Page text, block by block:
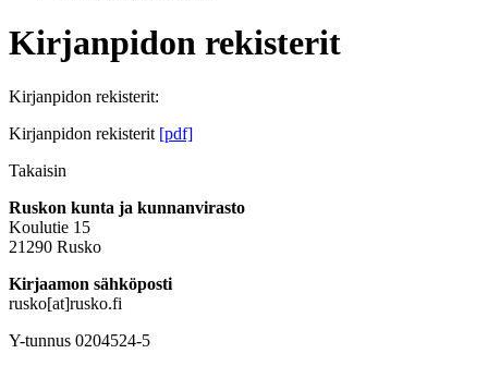
Kirjanpidon rekisterit
Kirjanpidon rekisterit:
Kirjanpidon rekisterit [pdf]
Takaisin
Ruskon kunta ja kunnanvirasto
Koulutie 15
21290 Rusko
Kirjaamon sähköposti
rusko[at]rusko.fi
Y-tunnus 0204524-5